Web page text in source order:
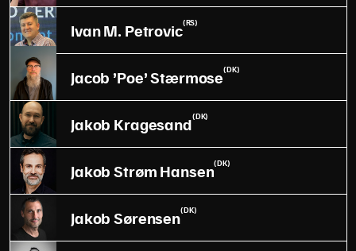
Ivan M. Petrovic(RS)
Jacob ’Poe’ Stærmose(DK)
Jakob Kragesand(DK)
Jakob Strøm Hansen(DK)
Jakob Sørensen(DK)